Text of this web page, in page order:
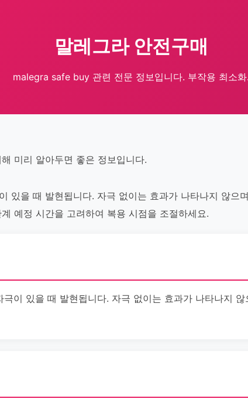
말레그라 안전구매
malegra safe buy 관련 전문 정보입니다. 부작용 최소화.
미리 알아두면 좋은 정보입니다.
있을 때 발현됩니다. 자극 없이는 효과가 나타나지 않으
예정 시간을 고려하여 복용 시점을 조절하세요.
이 있을 때 발현됩니다. 자극 없이는 효과가 나타나지